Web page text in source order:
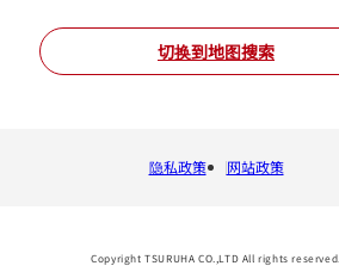
切换到地图搜索
隐私政策 网站政策
Copyright TSURUHA CO.,LTD All rights reserved.